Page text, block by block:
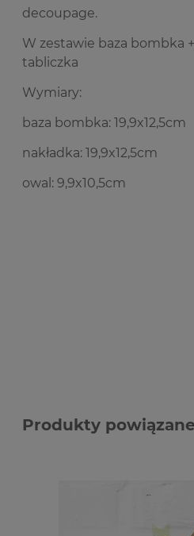
decoupage.
W zestawie baza bombka
tabliczka
Wymiary:
baza bombka: 19,9x12,5cm
nakładka: 19,9x12,5cm
owal: 9,9x10,5cm
Produkty powiązane